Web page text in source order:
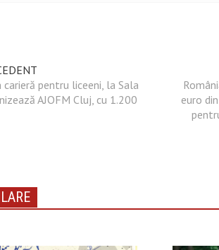
pentru liceeni, la Sala
AJOFM Cluj, cu 1.200
euro